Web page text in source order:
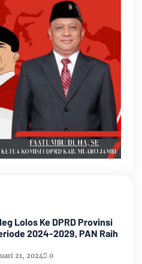
Lolos Ke DPRD Provinsi
2024-2029, PAN Raih
21, 2024 0